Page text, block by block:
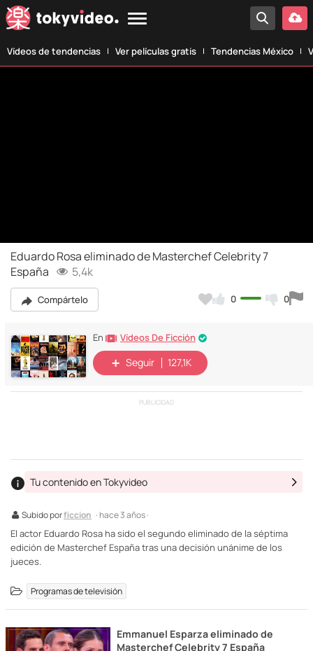
Vídeos de tendencias Ver películas gratis Tendencias México
Eduardo Rosa eliminado de Masterchef Celebrity 7
España
5,4k
Compártelo 0 0
En Vídeos De Ficción
Seguir 127,1K
PUBLICIDAD
Subido porficcion · hace 3 años ·
Tu contenido en Tokyvideo
El actor Eduardo Rosa ha sido el segundo eliminado de la séptima
edición de Masterchef España tras una decisión unánime de los
jueces.
Programas de televisión
Emmanuel Esparza eliminado de
Masterchef Celebrity 7 España